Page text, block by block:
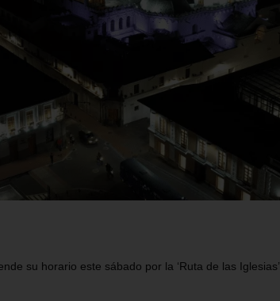
su horario este sábado por la ‘Ruta de las Iglesias’